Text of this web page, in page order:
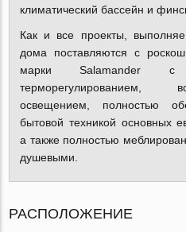
климатический бассейн и
Как и все проекты,
дома поставляются с
марки Salamander с
терморегулированием,
освещением, полностью
бытовой техникой основных
а также полностью
душевыми.
РАСПОЛОЖЕНИЕ